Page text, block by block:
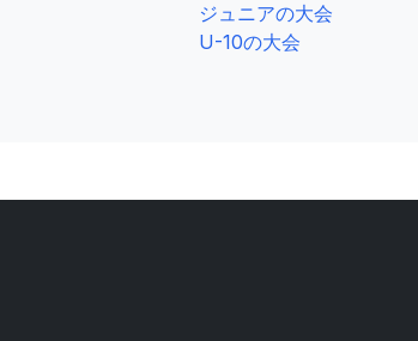
ジュニアの大会
U-10の大会